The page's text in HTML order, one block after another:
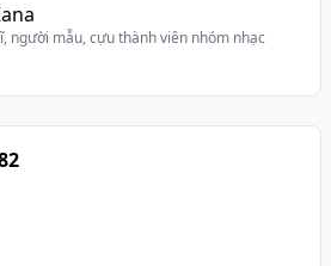
người mẫu, cựu thành viên nhóm nhạc